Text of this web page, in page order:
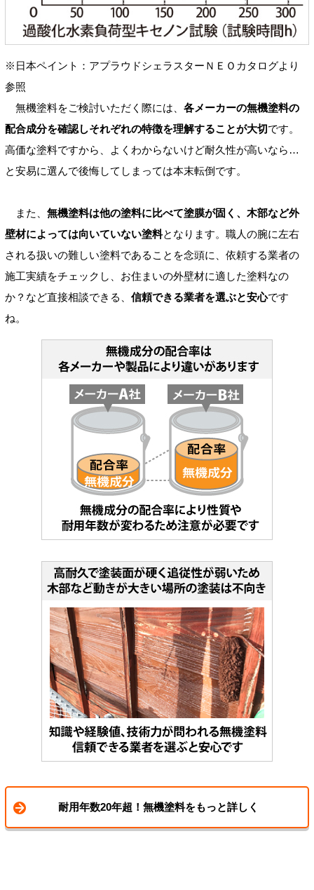
※日本ペイント：アプラウドシェラスターＮＥＯカタログより
参照
無機塗料をご検討いただく際には、 各メーカーの無機塗料の
配合成分を確認しそれぞれの特徴を理解することが大切です。
高価な塗料ですから、よくわからないけど耐久性が高いなら…
と安易に選んで後悔してしまっては本末転倒です。
また、 無機塗料は他の塗料に比べて塗膜が固く、木部など外
壁材によっては向いていない塗料となります。職人の腕に左右
される扱いの難しい塗料であることを念頭に、依頼する業者の
施工実績をチェックし、お住まいの外壁材に適した塗料なの
か？など直接相談できる、 信頼できる業者を選ぶと安心です
ね。
耐用年数20年超！無機塗料をもっと詳しく